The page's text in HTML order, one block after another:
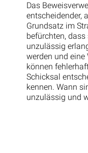
Das
entscheidender,
Grundsatz im
befürchten, dass
unzulässig
werden und
können
Schicksal
kennen. Wann
unzulässig und